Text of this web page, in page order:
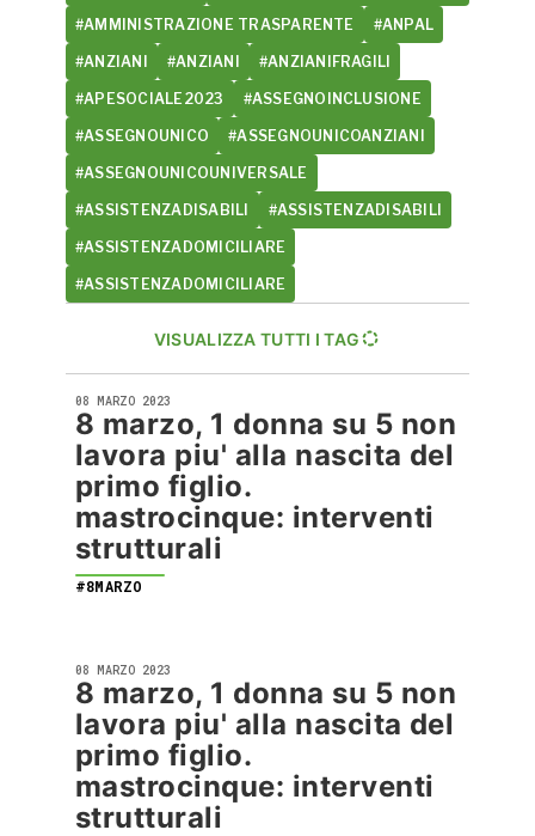
#AMMINISTRAZIONE TRASPARENTE #ANPAL
#ANZIANI #ANZIANI #ANZIANIFRAGILI
#APESOCIALE2023 #ASSEGNOINCLUSIONE
#ASSEGNOUNICO #ASSEGNOUNICOANZIANI
#ASSEGNOUNICOUNIVERSALE
#ASSISTENZADISABILI #ASSISTENZADISABILI
#ASSISTENZADOMICILIARE
#ASSISTENZADOMICILIARE
VISUALIZZA TUTTI I TAG
08 MARZO 2023
8 marzo, 1 donna su 5 non
lavora piu' alla nascita del
primo figlio.
mastrocinque: interventi
strutturali
#8MARZO
08 MARZO 2023
8 marzo, 1 donna su 5 non
lavora piu' alla nascita del
primo figlio.
mastrocinque: interventi
strutturali